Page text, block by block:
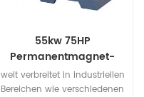
55kw 75HP
Permanentmagnet-
Luftkompressor mit
variabler Frequenz
weit verbreitet in industriellen
Bereichen wie verschiedenen